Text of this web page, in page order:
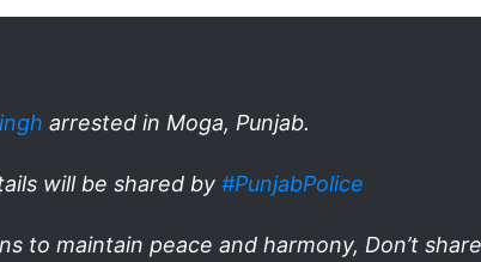
arrested in Moga, Punjab.
will be shared by #PunjabPolice
to maintain peace and harmony, Don’t